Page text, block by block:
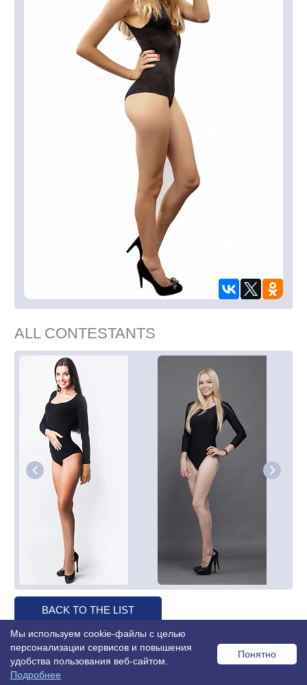
ALL CONTESTANTS
BACK TO THE LIST
Мы используем cookie-файлы с целью
персонализации сервисов и повышения
удобства пользования веб-сайтом.
Подробнее
Понятно
© 2026 MISS OFFICE